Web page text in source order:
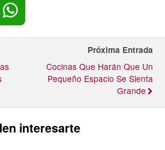
Próxima Entrada
Cocinas Que Harán Que Un
Pequeño Espacio Se Sienta
Grande
interesarte